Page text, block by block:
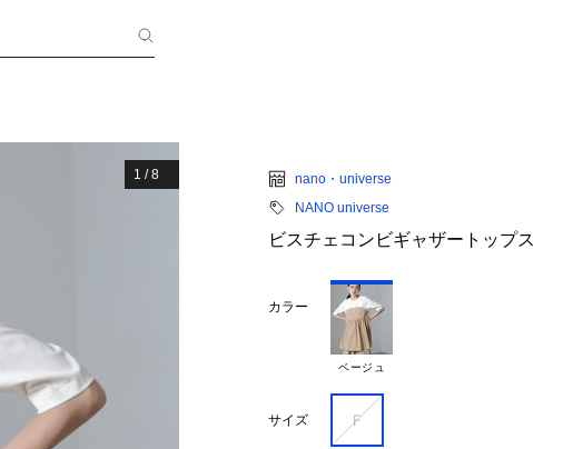
1 /8
nano・universe
NANO universe
ビスチェコンビギャザートップス
カラー
ベージュ
サイズ Ｆ